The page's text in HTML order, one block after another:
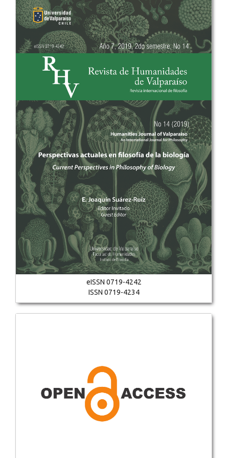
eISSN 0719-4242
ISSN 0719-4234